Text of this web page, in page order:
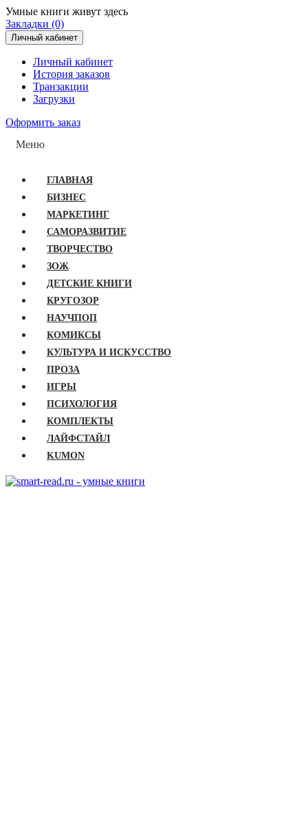
Умные книги живут здесь
Закладки (0)
Личный кабинет
Личный кабинет
История заказов
Транзакции
Загрузки
Оформить заказ
Меню
ГЛАВНАЯ
БИЗНЕС
МАРКЕТИНГ
САМОРАЗВИТИЕ
ТВОРЧЕСТВО
ЗОЖ
ДЕТСКИЕ КНИГИ
КРУГОЗОР
НАУЧПОП
КОМИКСЫ
КУЛЬТУРА И ИСКУССТВО
ПРОЗА
ИГРЫ
ПСИХОЛОГИЯ
КОМПЛЕКТЫ
ЛАЙФСТАЙЛ
KUMON